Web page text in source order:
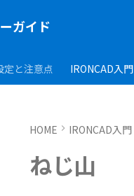
ガイド
定と注意点 IRONCAD入門
HOME IRONCAD入門
ねじ山